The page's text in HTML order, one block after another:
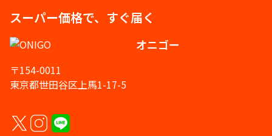
スーパー価格で、すぐ届く
オニゴー
〒154-0011
東京都世田谷区上馬1-17-5